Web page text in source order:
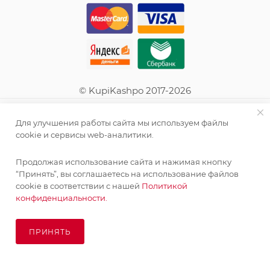
© KupiKashpo 2017-2026
ПОМОЩЬ
ПОДПИСАТЬСЯ НА РАССЫЛКУ
Для улучшения работы сайта мы используем файлы
cookie и сервисы web-аналитики.
Продолжая использование сайта и нажимая кнопку
“Принять”, вы соглашаетесь на использование файлов
cookie в соответствии с нашей Политикой
конфиденциальности.
ПРИНЯТЬ